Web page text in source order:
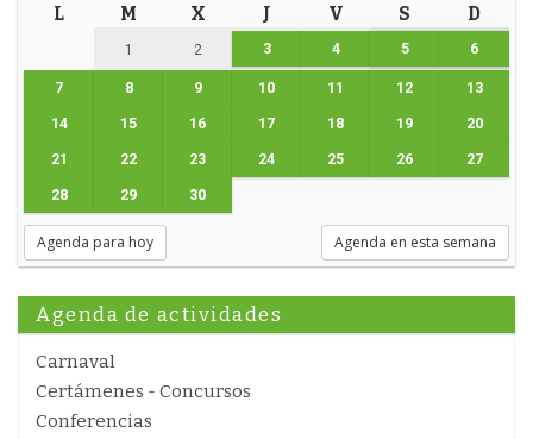
L M X J V S D
1 2 3 4 5 6
7 8 9 10 11 12 13
14 15 16 17 18 19 20
21 22 23 24 25 26 27
28 29 30
Agenda para hoy Agenda en esta semana
Agenda de actividades
Carnaval
Certámenes - Concursos
Conferencias